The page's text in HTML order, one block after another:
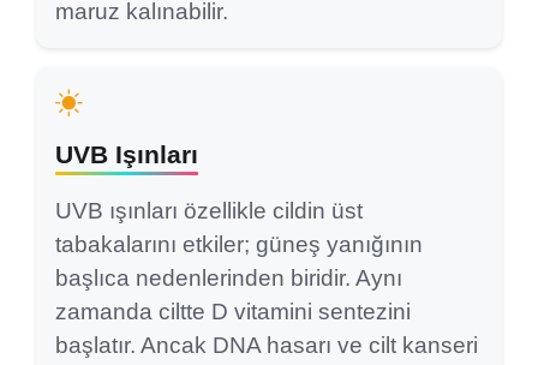
maruz kalınabilir.
UVB Işınları
UVB ışınları özellikle cildin üst
tabakalarını etkiler; güneş yanığının
başlıca nedenlerinden biridir. Aynı
zamanda ciltte D vitamini sentezini
başlatır. Ancak DNA hasarı ve cilt kanseri